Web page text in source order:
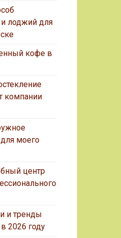
и лоджий для
кофе в
компании
моего
центр
и тренды
2026 году